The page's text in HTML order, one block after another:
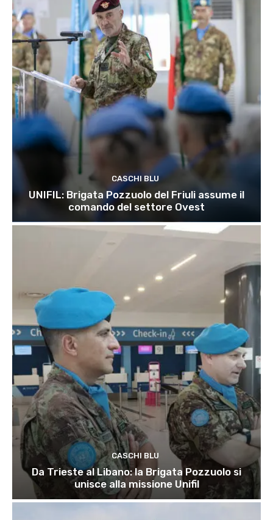
CASCHI BLU
UNIFIL: Brigata Pozzuolo del Friuli assume il
comando del settore Ovest
CASCHI BLU
Da Trieste al Libano: la Brigata Pozzuolo si
unisce alla missione Unifil